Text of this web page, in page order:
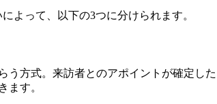
よって、以下の3つに分けられます。
方式。来訪者とのアポイントが確定し
ます。